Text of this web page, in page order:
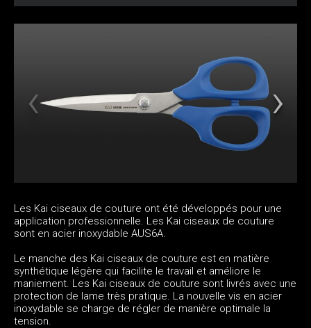
Les Kai ciseaux de couture ont été développés pour une
application professionnelle. Les Kai ciseaux de couture
sont en acier inoxydable AUS6A.
Le manche des Kai ciseaux de couture est en matière
synthétique légère qui facilite le travail et améliore le
maniement. Les Kai ciseaux de couture sont livrés avec une
protection de lame très pratique. La nouvelle vis en acier
inoxydable se charge de régler de manière optimale la
tension.